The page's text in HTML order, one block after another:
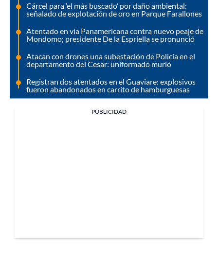
Cárcel para ‘el más buscado’ por daño ambiental:
señalado de explotación de oro en Parque Farallones
Atentado en vía Panamericana contra nuevo peaje de
Mondomo; presidente De la Espriella se pronunció
Atacan con drones una subestación de Policía en el
departamento del Cesar: uniformado murió
Registran dos atentados en el Guaviare: explosivos
fueron abandonados en carrito de hamburguesas
PUBLICIDAD